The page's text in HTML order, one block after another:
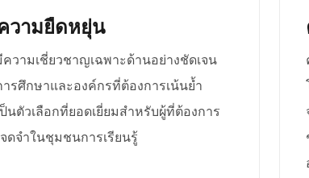
วามยืดหยุ่น
ความเชี่ยวชาญเฉพาะด้านอย่างชัดเจน
รศึกษาและองค์กรที่ต้องการเน้นย้ำ
นตัวเลือกที่ยอดเยี่ยมสำหรับผู้ที่ต้องการ
ดจำในชุมชนการเรียนรู้